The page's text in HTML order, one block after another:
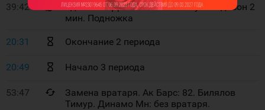
39:42
Удаление. Динамо Мн. 44 Бауи Мэдисон 2
мин. Подножка
20:31 Окончание 2 периода
20:49 Начало 3 периода
53:47
Замена вратаря. Ак Барс: 82. Билялов
Тимур. Динамо Мн: без вратаря.